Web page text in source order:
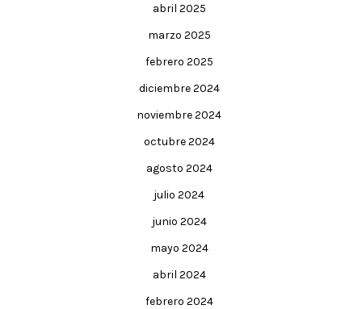
abril 2025
marzo 2025
febrero 2025
diciembre 2024
noviembre 2024
octubre 2024
agosto 2024
julio 2024
junio 2024
mayo 2024
abril 2024
febrero 2024